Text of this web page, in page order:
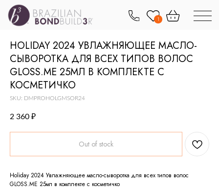
HOLIDAY 2024 УВЛАЖНЯЮЩЕЕ МАСЛО-
СЫВОРОТКА ДЛЯ ВСЕХ ТИПОВ ВОЛОС
GLOSS.ME 25МЛ В КОМПЛЕКТЕ С
КОСМЕТИЧКО
SKU: DMPROHOLGMSOR24
2 360 ₽
Out of stock
Holiday 2024 Увлажняющее масло-сыворотка для всех типов волос
GLOSS.ME 25мл в комплекте с косметичко